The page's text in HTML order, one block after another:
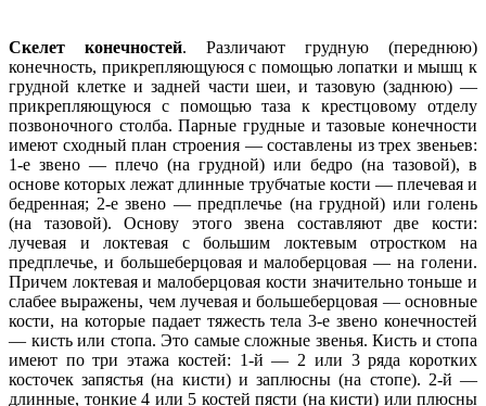
Скелет конечностей. Различают грудную (переднюю)
конечность, прикрепляющуюся с помощью лопатки и мышц к
грудной клетке и задней части шеи, и тазовую (заднюю) —
прикрепляющуюся с помощью таза к крестцовому отделу
позвоночного столба. Парные грудные и тазовые конечности
имеют сходный план строения — составлены из трех звеньев:
1-е звено — плечо (на грудной) или бедро (на тазовой), в
основе которых лежат длинные трубчатые кости — плечевая и
бедренная; 2-е звено — предплечье (на грудной) или голень
(на тазовой). Основу этого звена составляют две кости:
лучевая и локтевая с большим локтевым отростком на
предплечье, и большеберцовая и малоберцовая — на голени.
Причем локтевая и малоберцовая кости значительно тоньше и
слабее выражены, чем лучевая и большеберцовая — основные
кости, на которые падает тяжесть тела 3-е звено конечностей
— кисть или стопа. Это самые сложные звенья. Кисть и стопа
имеют по три этажа костей: 1-й — 2 или 3 ряда коротких
косточек запястья (на кисти) и заплюсны (на стопе). 2-й —
длинные, тонкие 4 или 5 костей пясти (на кисти) или плюсны